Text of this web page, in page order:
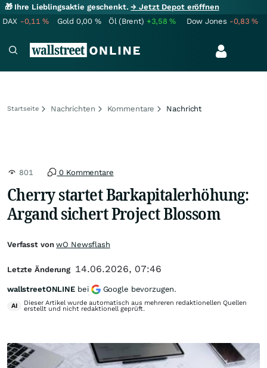
🎁 Ihre Lieblingsaktie geschenkt.→ Jetzt Depot eröffnen
DAX -0,11% Gold 0,00 % Öl (Brent) +3,58% Dow Jones -0,83%
Startseite Nachrichten Kommentare Nachricht
801 0 Kommentare
Cherry startet Barkapitalerhöhung:
Argand sichert Project Blossom
Verfasst vonwO Newsflash
Letzte Änderung 14.06.2026, 07:46
wallstreetONLINE bei Google bevorzugen.
AI Dieser Artikel wurde automatisch aus mehreren redaktionellen Quellen
erstellt und nicht redaktionell geprüft.